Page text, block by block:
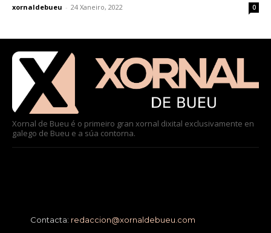
xornaldebueu - 24 Xaneiro, 2022 0
Xornal de Bueu é o primeiro gran xornal dixital exclusivamente en
galego de Bueu e a súa contorna.
Contacta: redaccion@xornaldebueu.com